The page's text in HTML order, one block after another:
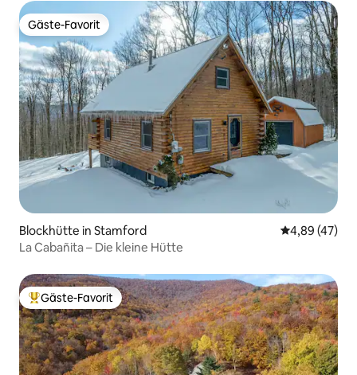
Gäste-Favorit
Gäste-Favorit
Blockhütte in Stamford
4,89 (47)
La Cabañita – Die kleine Hütte
Beliebter Gäste-Favorit.
Gäste-Favorit